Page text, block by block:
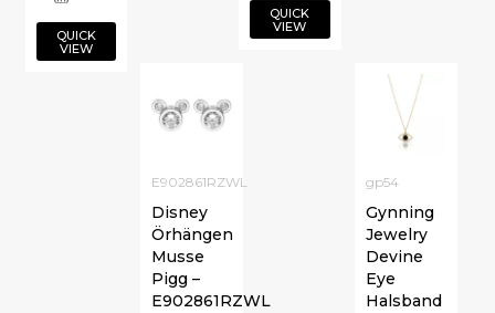
QUICK
VIEW
QUICK
VIEW
gp54
Gynning
Jewelry
Devine
Eye
Halsband
E902861RZWL
Disney
Örhängen
Musse
Pigg –
E902861RZWL